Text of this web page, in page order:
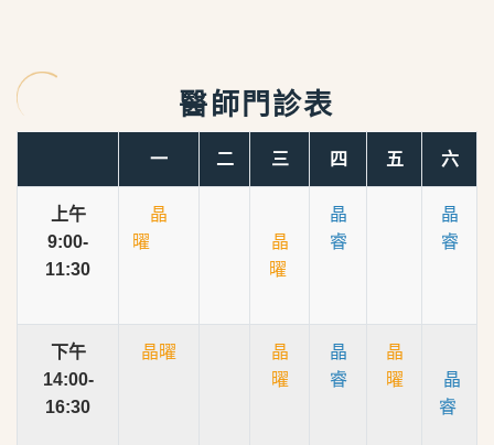
醫師門診表
一 二 三 四 五 六
上午
9:00-
11:30
晶
曜
晶
曜
晶
睿
晶
睿
下午
14:00-
16:30
晶曜
晶
曜
晶
睿
晶
曜
晶
睿